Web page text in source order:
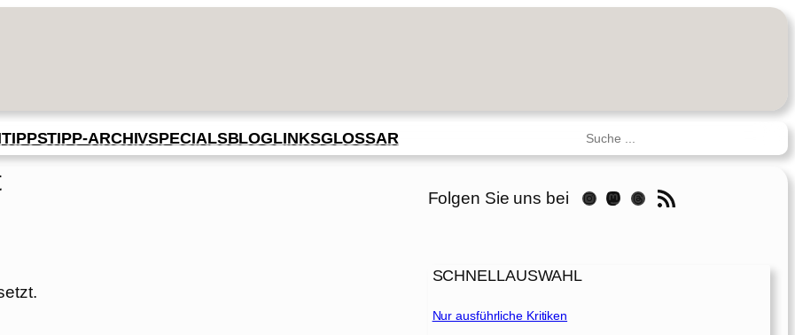
TIPPSTIPP-ARCHIVSPECIALSBLOGLINKSGLOSSAR Suchen
Folgen Sie uns bei Instagram Mastodon Threads RSS-Feed
SCHNELLAUSWAHL
Nur ausführliche Kritiken